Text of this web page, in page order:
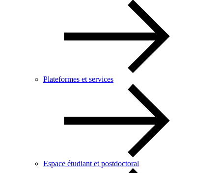
Plateformes et services
Espace étudiant et postdoctoral